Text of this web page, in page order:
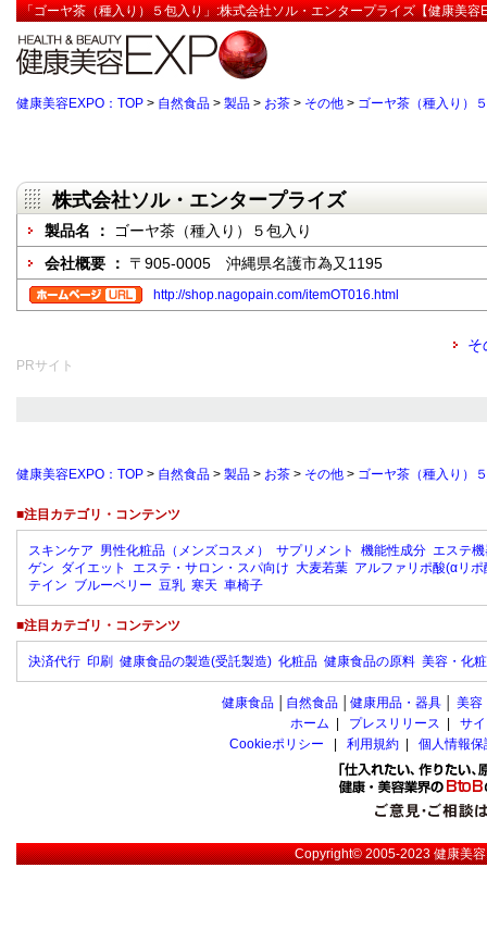
「ゴーヤ茶（種入り）５包入り」:株式会社ソル・エンタープライズ【健康美容
健康美容EXPO：TOP > 自然食品 > 製品 > お茶 > その他 > ゴーヤ茶（種入り）
株式会社ソル・エンタープライズ
製品名 ：
ゴーヤ茶（種入り）５包入り
会社概要 ： 〒905-0005 沖縄県名護市為又1195
http://shop.nagopain.com/itemOT016.html
そ
PRサイト
健康美容EXPO：TOP > 自然食品 > 製品 > お茶 > その他 > ゴーヤ茶（種入り）
■注目カテゴリ・コンテンツ
スキンケア 男性化粧品（メンズコスメ） サプリメント 機能性成分 エステ
ゲン ダイエット エステ・サロン・スパ向け 大麦若葉 アルファリポ酸(αリポ
テイン ブルーベリー 豆乳 寒天 車椅子
■注目カテゴリ・コンテンツ
決済代行 印刷 健康食品の製造(受託製造) 化粧品 健康食品の原料 美容・化
健康食品 自然食品 健康用品・器具 美容
ホーム
プレスリリース
サ
Cookieポリシー
利用規約 個人情報
Copyright© 2005-2023健康美